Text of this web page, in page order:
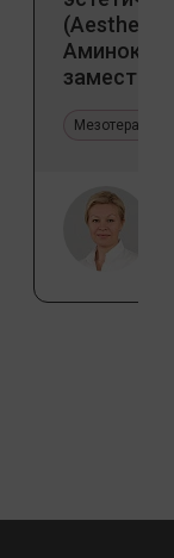
(Aesthetic
Мезотерапия